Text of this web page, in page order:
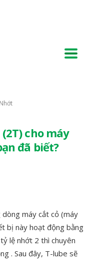
cho máy
đã biết?
máy cắt cỏ (máy
bị này hoạt động bằng
lệ nhớt 2 thì chuyên
. Sau đây, T-lube sẽ